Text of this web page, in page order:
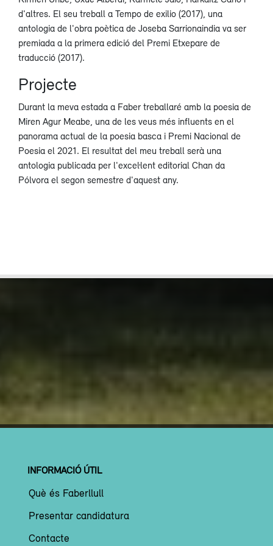
d'altres. El seu treball a Tempo de exilio (2017), una
antologia de l'obra poètica de Joseba Sarrionaindia va ser
premiada a la primera edició del Premi Etxepare de
traducció (2017).
Projecte
Durant la meva estada a Faber treballaré amb la poesia de
Miren Agur Meabe, una de les veus més influents en el
panorama actual de la poesia basca i Premi Nacional de
Poesia el 2021. El resultat del meu treball serà una
antologia publicada per l'excel·lent editorial Chan da
Pólvora el segon semestre d'aquest any.
INFORMACIÓ ÚTIL
Què és Faberllull
Presentar candidatura
Contacte